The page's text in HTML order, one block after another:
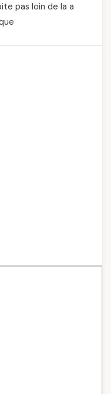
pas loin de la a